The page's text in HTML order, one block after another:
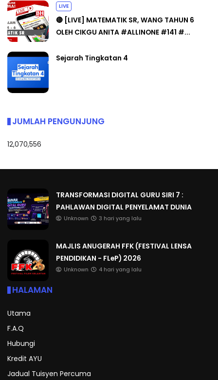
LIVE
🔴 [LIVE] MATEMATIK SR, WANG TAHUN 6
OLEH CIKGU ANITA #ALLINONE #141 #...
Sejarah Tingkatan 4
JUMLAH PENGUNJUNG
12,070,556
TRANSFORMASI DIGITAL GURU SIRI 7 :
PAHLAWAN DIGITAL PENYELAMAT DUNIA
Unknown 3 hari yang lalu
MAJLIS ANUGERAH FFK (FESTIVAL LENSA
PENDIDIKAN - FLeP) 2026
Unknown 4 hari yang lalu
HALAMAN
Utama
F.A.Q
Hubungi
Kredit AYU
Jadual Tuisyen Percuma